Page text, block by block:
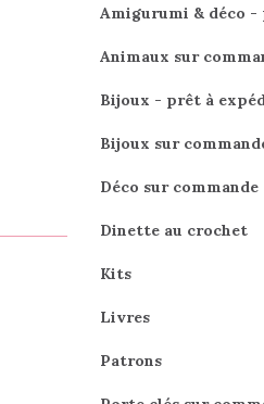
Amigurumi & déco
Animaux sur
Bijoux - prêt à
Bijoux sur
Déco sur commande
Dinette au crochet
Kits
Livres
Patrons